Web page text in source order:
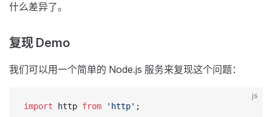
什么差异了。
复现 Demo
我们可以用一个简单的 Node.js 服务来复现这个问题：
js
import http from 'http' ;